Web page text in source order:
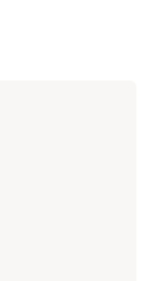
terrace and